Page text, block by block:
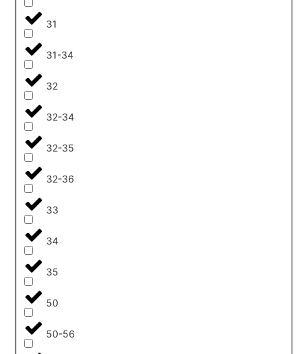
31
31-34
32
32-34
32-35
32-36
33
34
35
50
50-56